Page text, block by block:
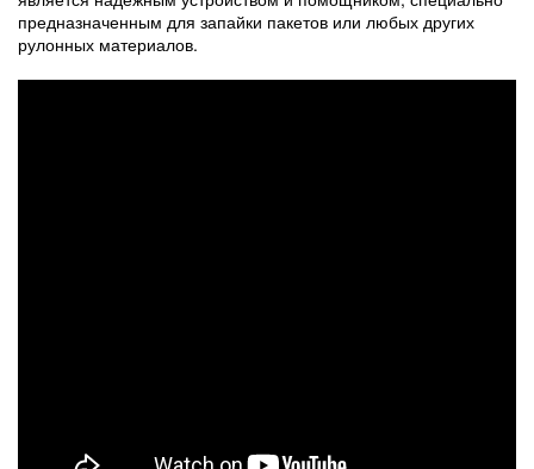
предназначенным для запайки пакетов или любых других
рулонных материалов.